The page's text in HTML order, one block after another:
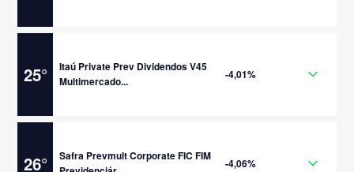
25°
Itaú Private Prev Dividendos V45
Multimercado...
-4,01%
26°
Safra Prevmult Corporate FIC FIM
-4,06%